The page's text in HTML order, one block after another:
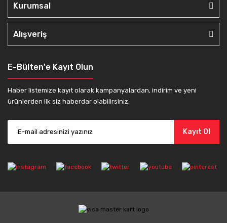
Kurumsal
Alışveriş
E-Bülten'e Kayıt Olun
Haber listemize kayıt olarak kampanyalardan, indirim ve yeni
ürünlerden ilk siz haberdar olabilirsiniz.
Kayıt Ol